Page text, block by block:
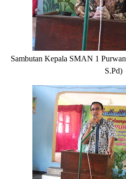
Sambutan Kepala SMAN 1
S.Pd)